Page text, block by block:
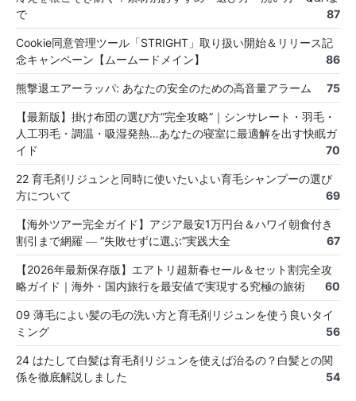
で
87
Cookie同意管理ツール「STRIGHT」取り扱い開始＆リリース記
念キャンペーン【ムームードメイン】
86
熊撃退エアーラッパ: あなたの安全のための高音量アラーム 75
【最新版】掛け布団の選び方“完全攻略”｜シンサレート・羽毛・
人工羽毛・調温・吸湿発熱…あなたの寝室に最適解を出す快眠ガ
イド
70
22 育毛剤リジュンと同時に使いたいよい育毛シャンプーの選び
方について
69
【海外ツアー完全ガイド】アジア最安1万円台＆ハワイ朝食付き
割引まで網羅 ― “失敗せずに選ぶ”実践大全
67
【2026年最新保存版】エアトリ超新春セール＆セット割完全攻
略ガイド｜海外・国内旅行を最安値で実現する究極の旅術
60
09 薄毛によい髪の毛の洗い方と育毛剤リジュンを使う良いタイ
ミング
56
24 はたして白髪は育毛剤リジュンを使えば治るの？白髪との関
係を徹底解説しました
54